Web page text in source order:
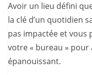
Avoir un lieu défini
la clé d’un quotidien
pas impactée et vous
votre « bureau »
épanouissant.